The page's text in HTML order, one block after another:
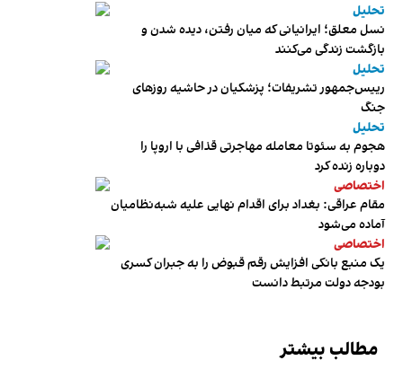
تحلیل
نسل معلق؛ ایرانیانی که میان رفتن، دیده شدن و
بازگشت زندگی می‌کنند
تحلیل
رییس‌جمهور تشریفات؛ پزشکیان در حاشیه روزهای
جنگ
تحلیل
هجوم به سئوتا معامله مهاجرتی قذافی با اروپا را
دوباره زنده کرد
اختصاصی
مقام عراقی: بغداد برای اقدام نهایی علیه شبه‌نظامیان
آماده می‌شود
اختصاصی
یک منبع بانکی افزایش رقم قبوض را به جبران کسری
بودجه دولت مرتبط دانست
مطالب بیشتر